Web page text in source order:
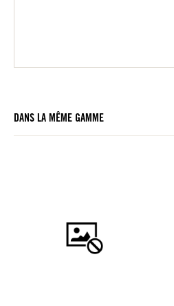
DANS LA MÊME GAMME